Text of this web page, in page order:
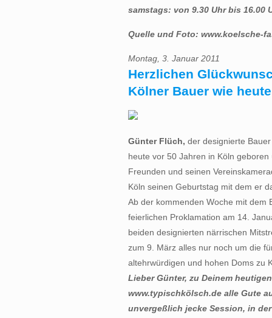
samstags: von 9.30 Uhr bis 16.00
Quelle und Foto: www.koelsche-
Montag, 3. Januar 2011
Herzlichen
Kölner Bauer wie
Günter Flüch, der designierte
heute vor 50 Jahren in Köln
Freunden und seinen
Köln seinen Geburtstag mit dem er
Ab der kommenden Woche mit dem
feierlichen Proklamation am 14.
beiden designierten närrischen
zum 9. März alles nur noch um die
altehrwürdigen und hohen Doms zu
Lieber Günter, zu Deinem
www.typischkölsch.de alle Gute
unvergeßlich jecke Session, in